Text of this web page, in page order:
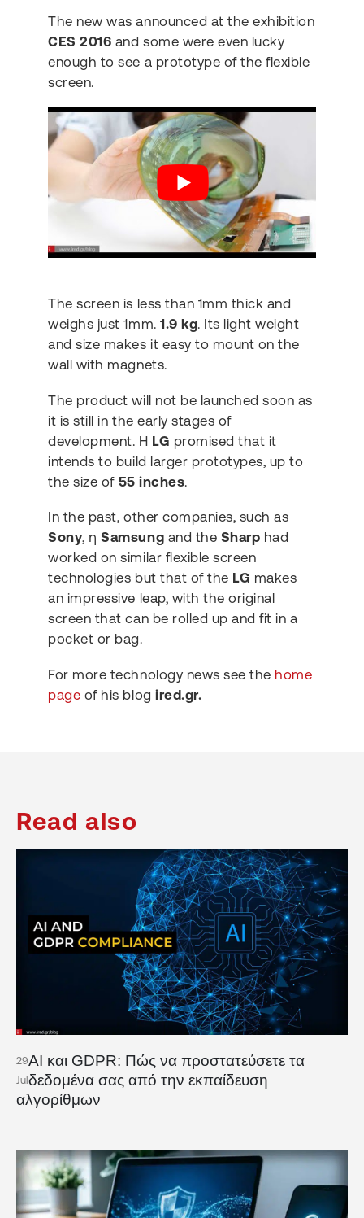
The new was announced at the exhibition
CES 2016 and some were even lucky
enough to see a prototype of the flexible
screen.
The screen is less than 1mm thick and
weighs just 1mm.1.9 kg. Its light weight
and size makes it easy to mount on the
wall with magnets.
The product will not be launched soon as
it is still in the early stages of
development. Η LG promised that it
intends to build larger prototypes, up to
the size of 55 inches.
In the past, other companies, such as
Sony, ηSamsung and the Sharp had
worked on similar flexible screen
technologies but that of the LG makes
an impressive leap, with the original
screen that can be rolled up and fit in a
pocket or bag.
For more technology news see the home
page of his blogired.gr.
Read also
29
Jul
AI και GDPR: Πώς να προστατεύσετε τα
δεδομένα σας από την εκπαίδευση
αλγορίθμων